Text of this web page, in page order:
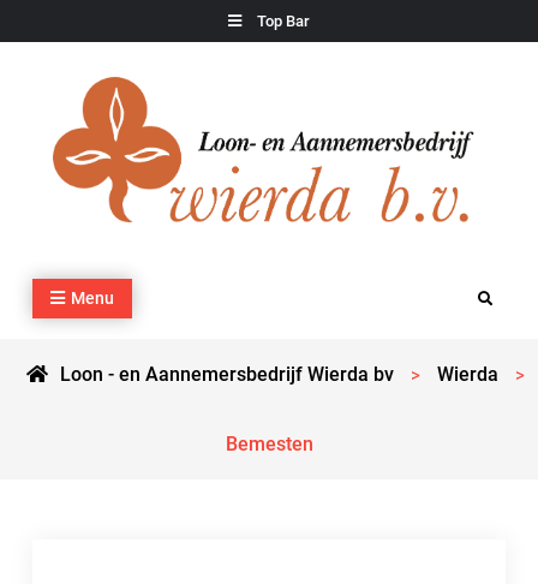
to
Top Bar
Loon – en Aannemersbedrijf Wierda bv
Kraan- en machineverhuur, agrarisch werk, grondverzet,
cultuurtechnisch werk en transport
Menu Search
Loon - en Aannemersbedrijf Wierda bv > Wierda >
Bemesten